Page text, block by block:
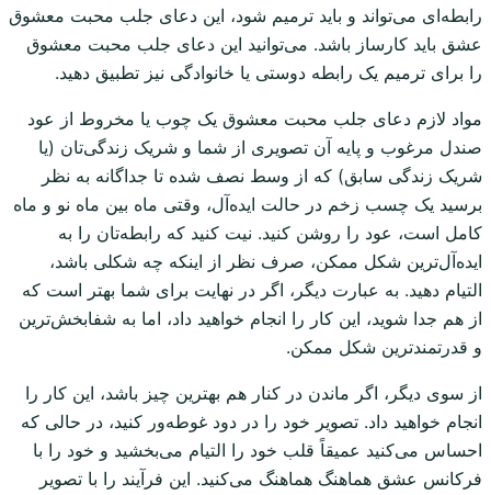
رابطه‌ای می‌تواند و باید ترمیم شود، این دعای جلب محبت معشوق
عشق باید کارساز باشد. می‌توانید این دعای جلب محبت معشوق
را برای ترمیم یک رابطه دوستی یا خانوادگی نیز تطبیق دهید.
مواد لازم دعای جلب محبت معشوق یک چوب یا مخروط از عود
صندل مرغوب و پایه آن تصویری از شما و شریک زندگی‌تان (یا
شریک زندگی سابق) که از وسط نصف شده تا جداگانه به نظر
برسید یک چسب زخم در حالت ایده‌آل، وقتی ماه بین ماه نو و ماه
کامل است، عود را روشن کنید. نیت کنید که رابطه‌تان را به
ایده‌آل‌ترین شکل ممکن، صرف نظر از اینکه چه شکلی باشد،
التیام دهید. به عبارت دیگر، اگر در نهایت برای شما بهتر است که
از هم جدا شوید، این کار را انجام خواهید داد، اما به شفابخش‌ترین
و قدرتمندترین شکل ممکن.
از سوی دیگر، اگر ماندن در کنار هم بهترین چیز باشد، این کار را
انجام خواهید داد. تصویر خود را در دود غوطه‌ور کنید، در حالی که
احساس می‌کنید عمیقاً قلب خود را التیام می‌بخشید و خود را با
فرکانس عشق هماهنگ هماهنگ می‌کنید. این فرآیند را با تصویر